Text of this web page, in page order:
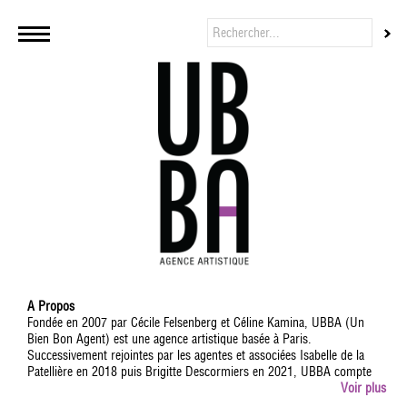
A Propos
Fondée en 2007 par Cécile Felsenberg et Céline Kamina, UBBA (Un
Bien Bon Agent) est une agence artistique basée à Paris.
Successivement rejointes par les agentes et associées Isabelle de la
Patellière en 2018 puis Brigitte Descormiers en 2021, UBBA compte
aujourd'hui 13 agents dont Jean-Baptiste L'Herron, Fanny Minvielle,
Voir plus